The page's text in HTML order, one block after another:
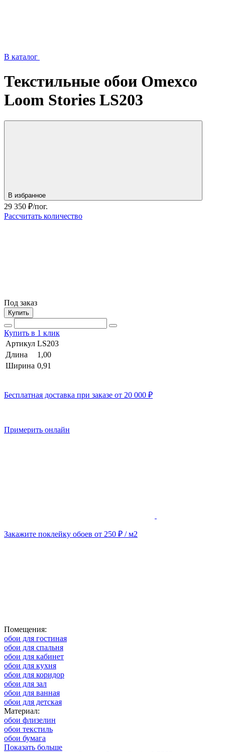
В каталог
Текстильные обои Omexco
Loom Stories LS203
В избранное
29 350 ₽/пог.
Рассчитать количество
Под заказ
Купить
Купить в 1 клик
Артикул LS203
Длина
1,00
Ширина 0,91
Бесплатная доставка при заказе от 20 000 ₽
Примерить онлайн
Закажите поклейку обоев от 250 ₽ / м2
Помещения:
обои для гостиная
обои для спальня
обои для кабинет
обои для кухня
обои для коридор
обои для зал
обои для ванная
обои для детская
Материал:
обои флизелин
обои текстиль
обои бумага
Показать больше